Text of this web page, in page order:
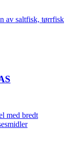
av saltfisk, tørrfisk
med bredt